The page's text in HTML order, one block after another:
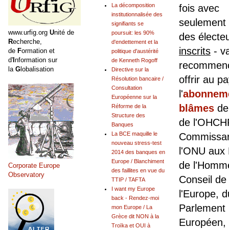
fois avec
seulement
des
inscrits -
offrir au
l'
blâmes
de
l'ONU aux
de
Conseil de
l'Europe,
Parlement
Européen,
La décomposition
institutionnalisée des
signifiants se
poursuit: les 90%
d'endettement et la
politique d'austérité
de Kenneth Rogoff
Directive sur la
Résolution bancaire /
Consultation
Européenne sur la
Réforme de la
Structure des
Banques
La BCE maquille le
nouveau stress-test
2014 des banques en
Europe / Blanchiment
des faillites en vue du
TTIP / TAFTA
I want my Europe
back - Rendez-moi
mon Europe / La
Grèce dit NON à la
Troïka et OUI à
www.urfig.org Unité de
Recherche,
de Formation et
d'Information sur
la Globalisation
Corporate Europe
Observatory